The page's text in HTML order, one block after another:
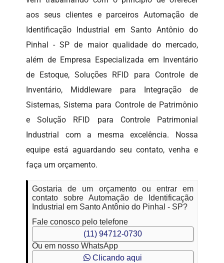
aos seus clientes e parceiros Automação de
Identificação Industrial em Santo Antônio do
Pinhal - SP de maior qualidade do mercado,
além de Empresa Especializada em Inventário
de Estoque, Soluções RFID para Controle de
Inventário, Middleware para Integração de
Sistemas, Sistema para Controle de Patrimônio
e Solução RFID para Controle Patrimonial
Industrial com a mesma excelência. Nossa
equipe está aguardando seu contato, venha e
faça um orçamento.
Gostaria de um orçamento ou entrar em
contato sobre Automação de Identificação
Industrial em Santo Antônio do Pinhal - SP?
Fale conosco pelo telefone
(11) 94712-0730
Ou em nosso WhatsApp
Clicando aqui